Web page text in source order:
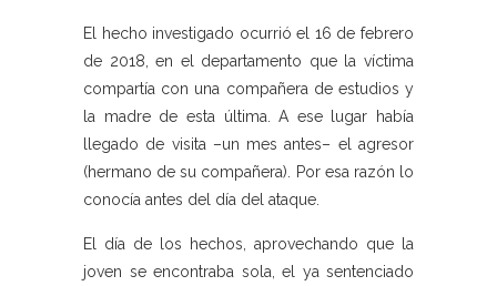
El hecho investigado ocurrió el 16 de febrero
de 2018, en el departamento que la víctima
compartía con una compañera de estudios y
la madre de esta última. A ese lugar había
llegado de visita –un mes antes– el agresor
(hermano de su compañera). Por esa razón lo
conocía antes del día del ataque.
El día de los hechos, aprovechando que la
joven se encontraba sola, el ya sentenciado